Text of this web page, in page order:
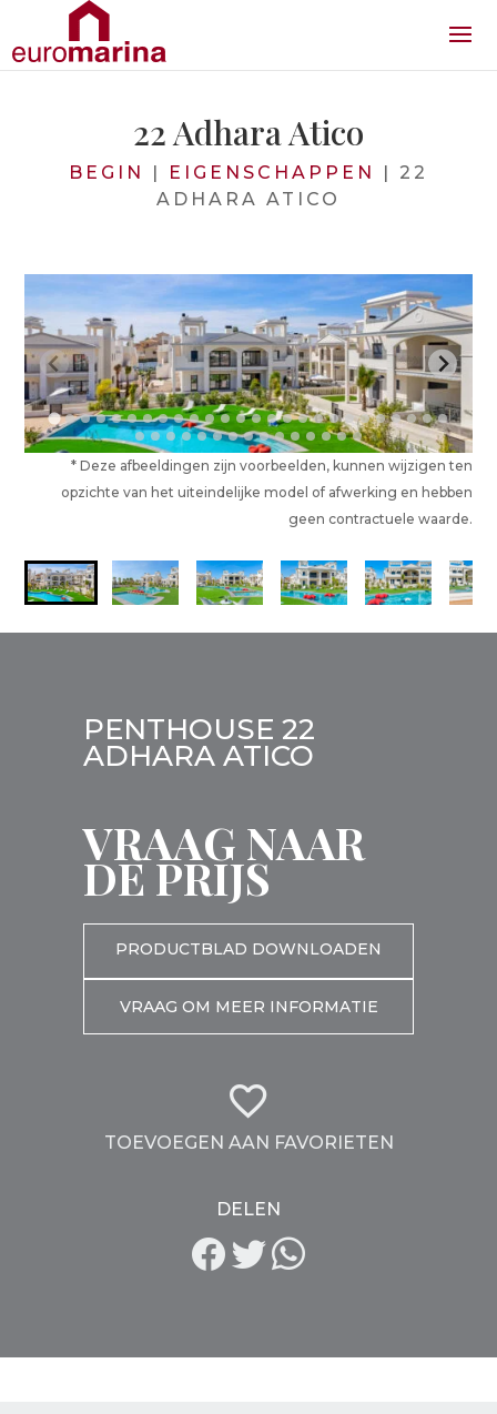
22 Adhara Atico
BEGIN | EIGENSCHAPPEN | 22
ADHARA ATICO
* Deze afbeeldingen zijn voorbeelden, kunnen wijzigen ten
opzichte van het uiteindelijke model of afwerking en hebben
geen contractuele waarde.
PENTHOUSE 22
ADHARA ATICO
VRAAG NAAR
DE PRIJS
PRODUCTBLAD DOWNLOADEN
VRAAG OM MEER INFORMATIE
TOEVOEGEN AAN FAVORIETEN
DELEN